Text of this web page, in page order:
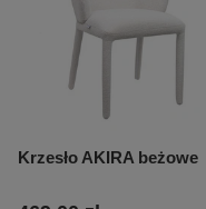
Krzesło AKIRA beżowe